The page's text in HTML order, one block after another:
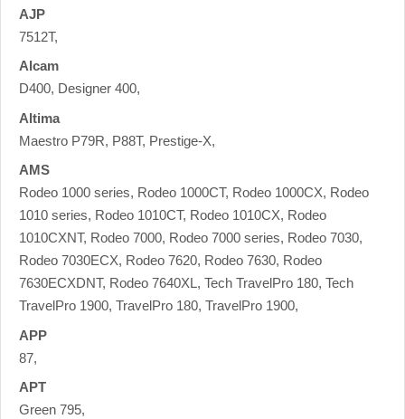
AJP
7512T,
Alcam
D400, Designer 400,
Altima
Maestro P79R, P88T, Prestige-X,
AMS
Rodeo 1000 series, Rodeo 1000CT, Rodeo 1000CX, Rodeo
1010 series, Rodeo 1010CT, Rodeo 1010CX, Rodeo
1010CXNT, Rodeo 7000, Rodeo 7000 series, Rodeo 7030,
Rodeo 7030ECX, Rodeo 7620, Rodeo 7630, Rodeo
7630ECXDNT, Rodeo 7640XL, Tech TravelPro 180, Tech
TravelPro 1900, TravelPro 180, TravelPro 1900,
APP
87,
APT
Green 795,